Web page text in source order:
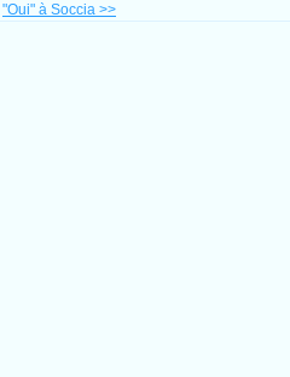
"Oui" à Soccia >>